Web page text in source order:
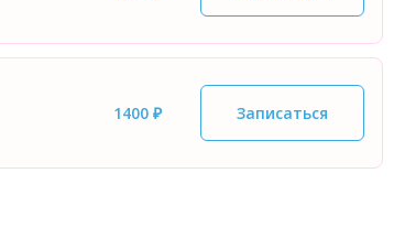
1400 ₽ Записаться